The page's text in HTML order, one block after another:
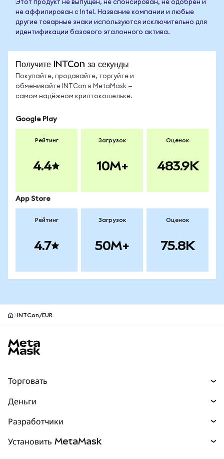
Этот продукт не выпущен, не спонсирован, не одобрен и
не аффилирован с Intel. Название компании и любые
другие товарные знаки используются исключительно для
идентификации базового эталонного актива.
Получите INTCon за секунды
Покупайте, продавайте, торгуйте и
обменивайте INTCon в MetaMask —
самом надёжном криптокошельке.
Google Play
Рейтинг
4.4
Загрузок
10M+
Оценок
483.9K
App Store
Рейтинг
4.7
Загрузок
50M+
Оценок
75.8K
INTCon/EUR
Торговать
Прогнозы
Перпы НОВИНКА
Деньги
mUSD
Разработчики
Установить MetaMask